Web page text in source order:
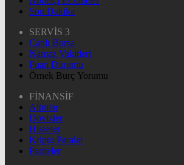
Son Dakika
SERVİS 3
Canlı Borsa
Namaz Vakitleri
Puan Durumu
Örnek Burç Yorumu
FİNANSİF
Altınlar
Dövizler
Hisseler
Kripto Paralar
Pariteler